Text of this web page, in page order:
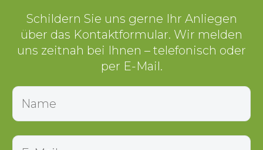
Schildern Sie uns gerne Ihr Anliegen
über das Kontaktformular. Wir melden
uns zeitnah bei Ihnen – telefonisch oder
per E-Mail.